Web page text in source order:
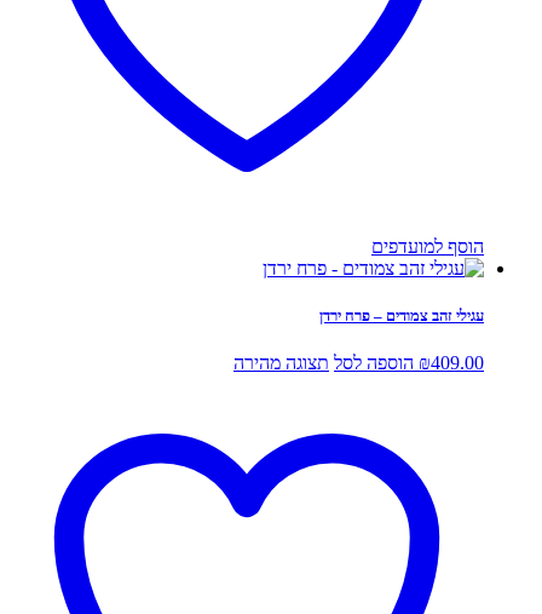
הוסף למועדפים
עגילי זהב צמודים – פרח ירדן
₪409.00 הוספה לסל תצוגה מהירה